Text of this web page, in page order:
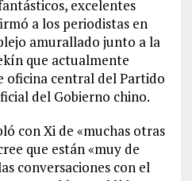
excelentes
a los periodistas en
amurallado junto a la
que actualmente
oficina central del Partido
del Gobierno chino.
con Xi de «muchas otras
que están «muy de
conversaciones con el